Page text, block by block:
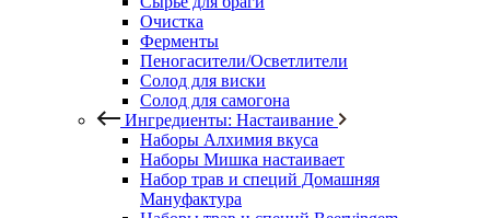
Очистка
Ферменты
Пеногасители/Осветлители
Солод для виски
Солод для самогона
Ингредиенты: Настаивание
Наборы Алхимия вкуса
Наборы Мишка настаивает
Набор трав и специй Домашняя
Мануфактура